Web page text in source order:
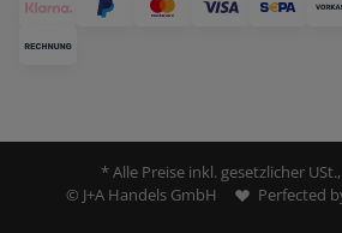
* Alle Preise inkl. gesetzlicher
© J+A Handels GmbH
Perfected